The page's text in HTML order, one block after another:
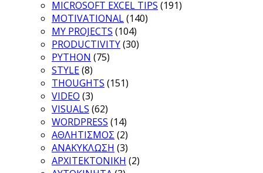
MICROSOFT EXCEL TIPS (191)
MOTIVATIONAL(140)
MY PROJECTS (104)
PRODUCTIVITY(30)
PYTHON (75)
STYLE(8)
THOUGHTS (151)
VIDEO (3)
VISUALS (62)
WORDPRESS (14)
ΑΘΛΗΤΙΣΜΟΣ (2)
ΑΝΑΚΥΚΛΩΣΗ (3)
ΑΡΧΙΤΕΚΤΟΝΙΚΗ (2)